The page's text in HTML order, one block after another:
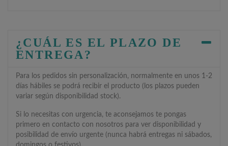
¿CUÁL ES EL PLAZO DE
ENTREGA?
Para los pedidos sin personalización, normalmente en unos 1-2
días hábiles se podrá recibir el producto (los plazos pueden
variar según disponibilidad stock).
Si lo necesitas con urgencia, te aconsejamos te pongas
primero en contacto con nosotros para ver disponibilidad y
posibilidad de envío urgente (nunca habrá entregas ni sábados,